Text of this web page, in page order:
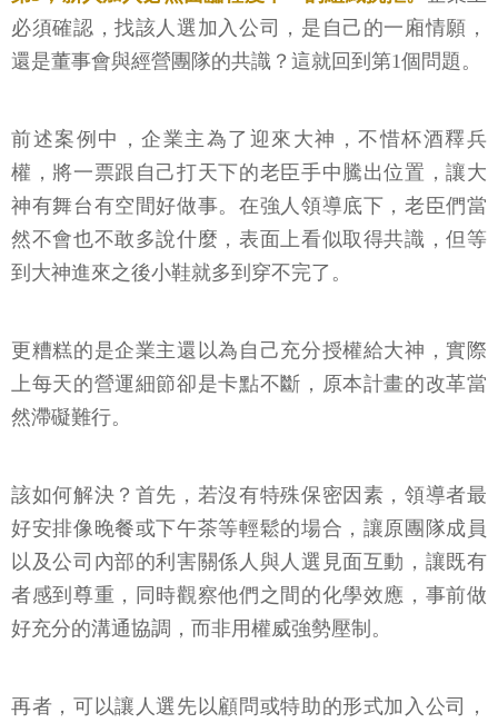
必須確認，找該人選加入公司，是自己的一廂情願，
還是董事會與經營團隊的共識？這就回到第1個問題。
前述案例中，企業主為了迎來大神，不惜杯酒釋兵
權，將一票跟自己打天下的老臣手中騰出位置，讓大
神有舞台有空間好做事。在強人領導底下，老臣們當
然不會也不敢多說什麼，表面上看似取得共識，但等
到大神進來之後小鞋就多到穿不完了。
更糟糕的是企業主還以為自己充分授權給大神，實際
上每天的營運細節卻是卡點不斷，原本計畫的改革當
然滯礙難行。
該如何解決？首先，若沒有特殊保密因素，領導者最
好安排像晚餐或下午茶等輕鬆的場合，讓原團隊成員
以及公司內部的利害關係人與人選見面互動，讓既有
者感到尊重，同時觀察他們之間的化學效應，事前做
好充分的溝通協調，而非用權威強勢壓制。
再者，可以讓人選先以顧問或特助的形式加入公司，